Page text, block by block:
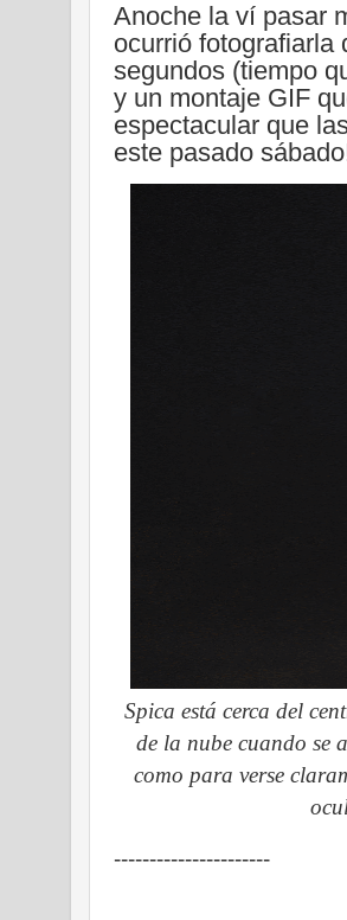
Anoche la ví pasar
ocurrió fotografiarla
segundos (tiempo
y un montaje GIF
espectacular que
este pasado
Spica está cerca del
de la nube cuando se
como para verse
----------------------